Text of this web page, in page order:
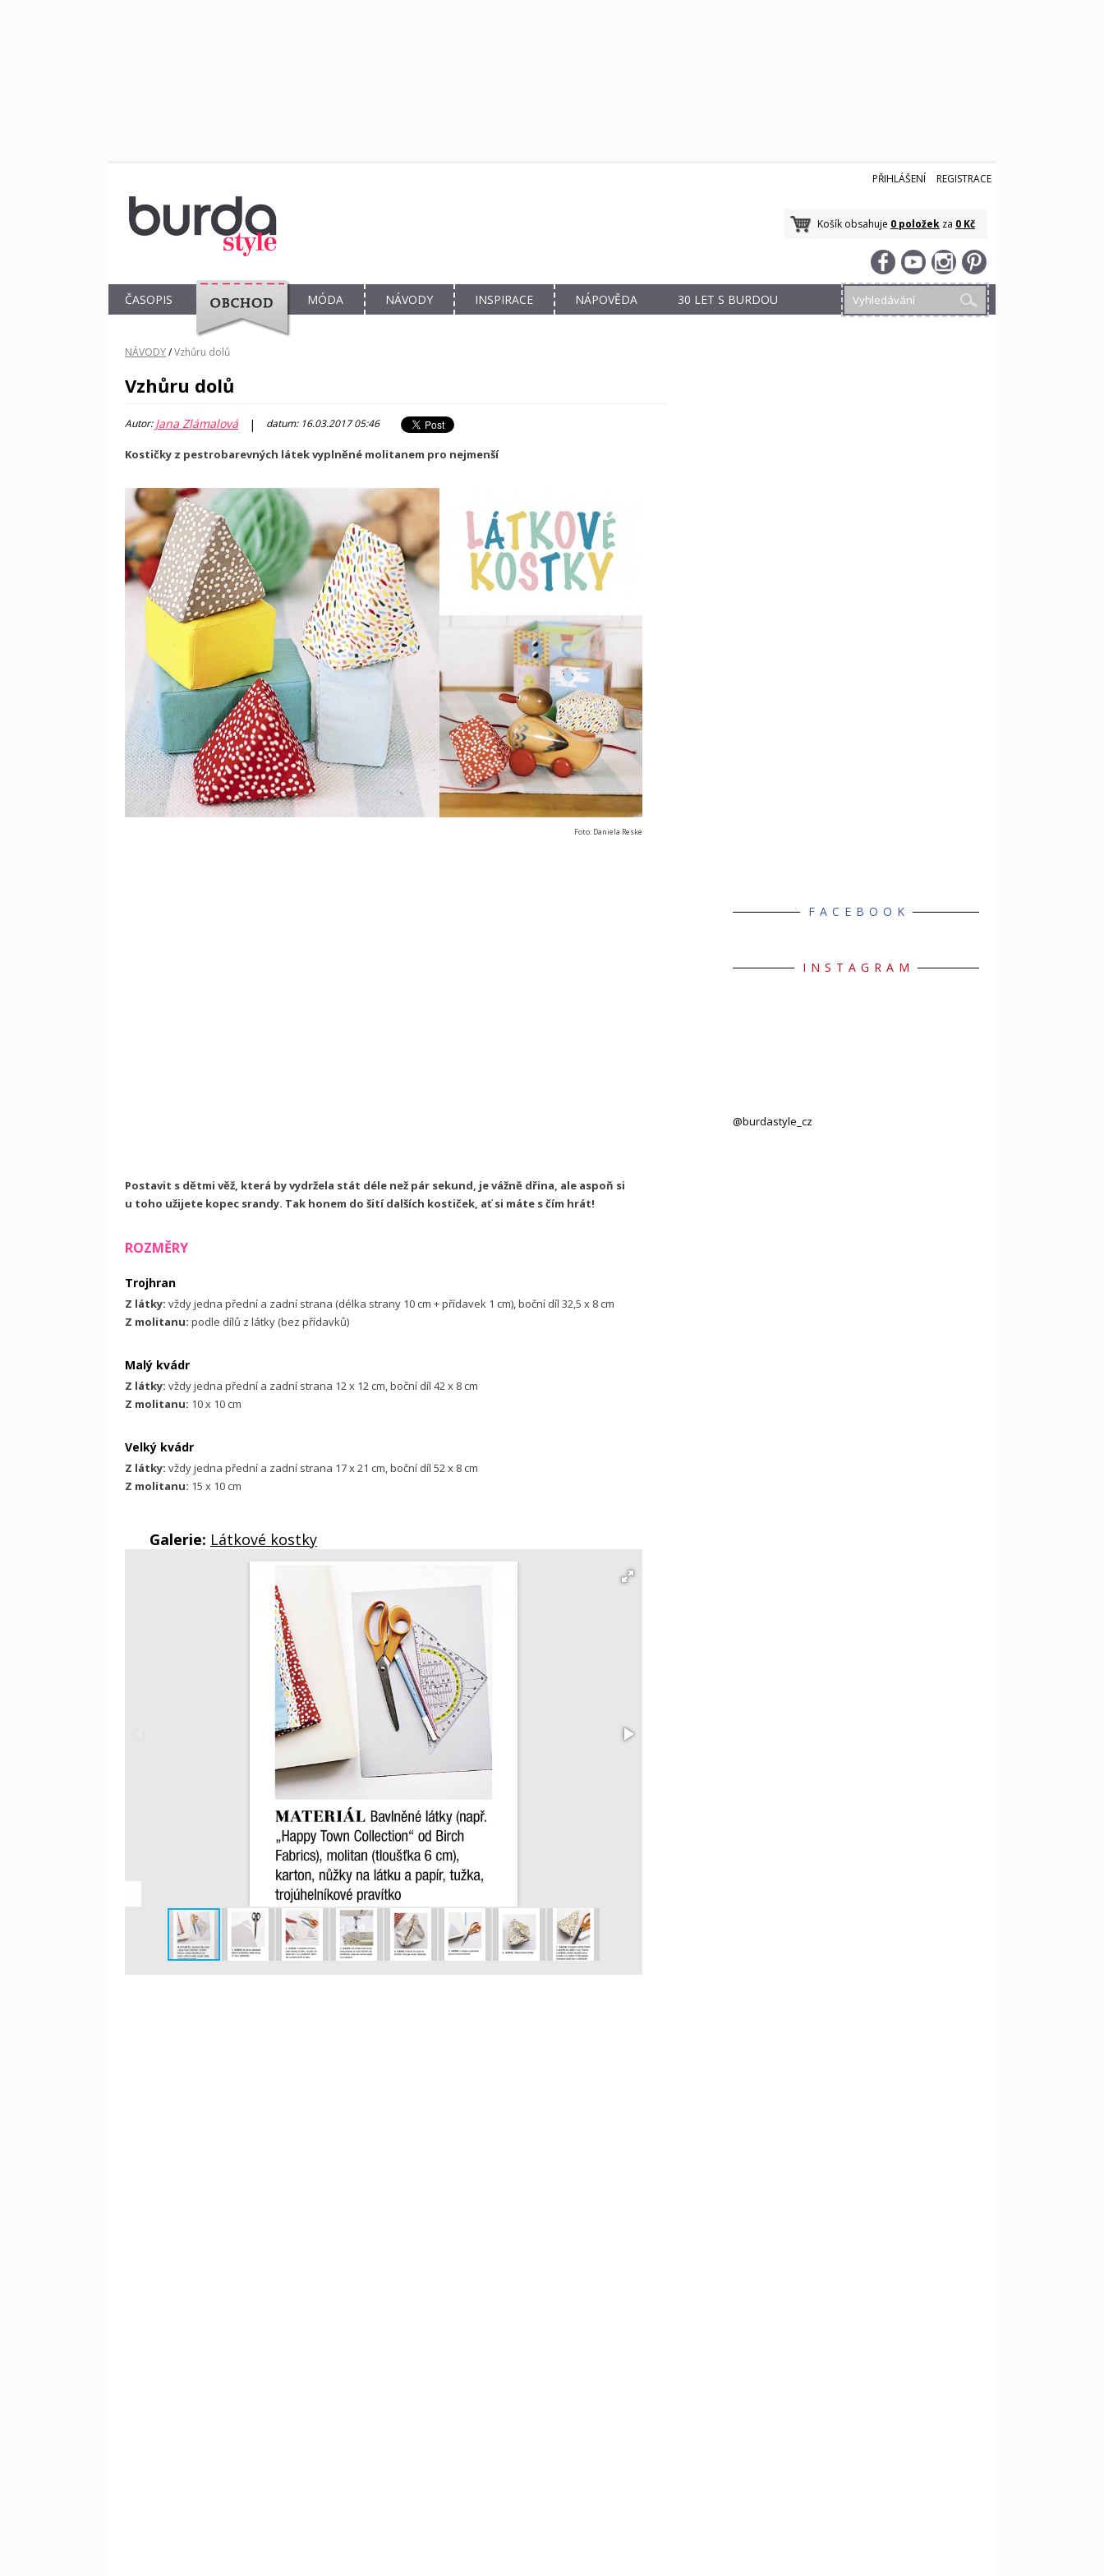
PŘIHLÁŠENÍ REGISTRACE
Košík obsahuje 0 položek za 0 Kč
ČASOPIS
OBCHOD
MÓDA NÁVODY INSPIRACE NÁPOVĚDA 30 LET S BURDOU
NÁVODY/Vzhůru dolů
Vzhůru dolů
Autor:Jana Zlámalová | datum: 16.03.2017 05:46
Kostičky z pestrobarevných látek vyplněné molitanem pro nejmenší
Foto: Daniela Reske
Postavit s dětmi věž, která by vydržela stát déle než pár sekund, je vážně dřina, ale aspoň si
u toho užijete kopec srandy. Tak honem do šití dalších kostiček, ať si máte s čím hrát!
ROZMĚRY
Trojhran
Z látky: vždy jedna přední a zadní strana (délka strany 10 cm + přídavek 1 cm), boční díl 32,5 x 8 cm
Z molitanu: podle dílů z látky (bez přídavků)
Malý kvádr
Z látky: vždy jedna přední a zadní strana 12 x 12 cm, boční díl 42 x 8 cm
Z molitanu: 10 x 10 cm
Velký kvádr
Z látky: vždy jedna přední a zadní strana 17 x 21 cm, boční díl 52 x 8 cm
Z molitanu: 15 x 10 cm
Galerie: Látkové kostky
FACEBOOK
INSTAGRAM
@burdastyle_cz